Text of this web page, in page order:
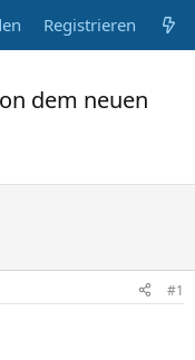
Registrieren
dem neuen
#1